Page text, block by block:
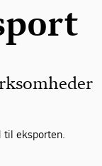
til eksporten.